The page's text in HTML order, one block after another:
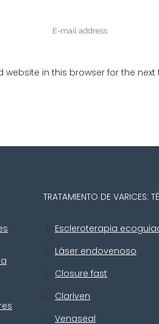
website in this browser for the
TRATAMIENTO DE VARICES:
Escleroterapia
Láser endovenoso
Closure fast
Clariven
Venaseal